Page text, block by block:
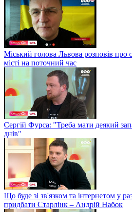
Міський голова Львова розповів про
місті на поточний час
Сергій Фурса: "Треба мати деякий
днів"
Що буде зі зв'язком та інтернетом у
придбати Старлінк – Андрій Набок